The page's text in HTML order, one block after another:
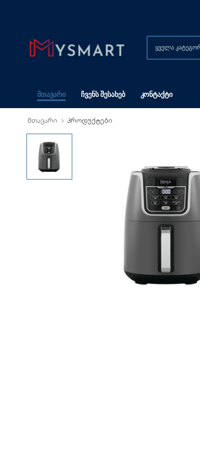
Მთავარი Ჩვენს Შესახებ Კონტაქტი
მთავარი პროდუქტები